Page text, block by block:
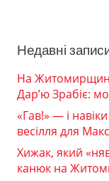
Недавні
На
Дар’ю Зрабіє:
«Гав!» — і
весілля для
Хижак, який
канюк на